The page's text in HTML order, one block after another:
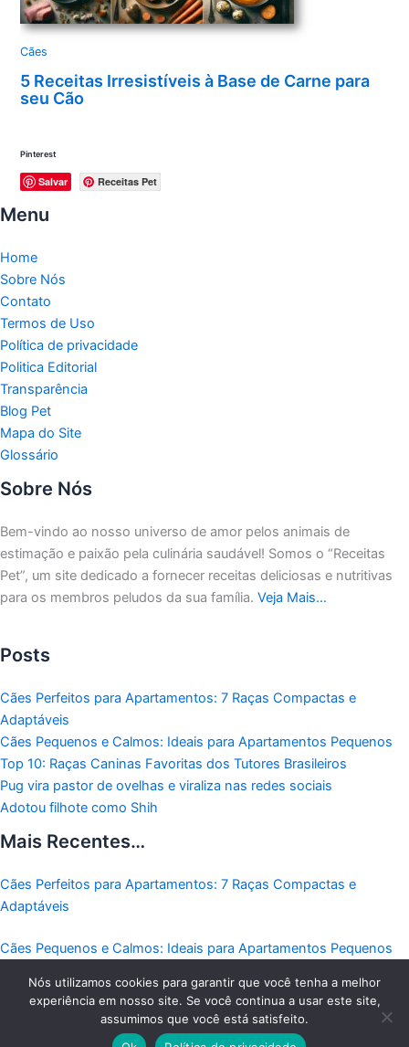
Cães
5 Receitas Irresistíveis à Base de Carne para
seu Cão
Pinterest
Salvar Receitas Pet
Menu
Home
Sobre Nós
Contato
Termos de Uso
Política de privacidade
Politica Editorial
Transparência
Blog Pet
Mapa do Site
Glossário
Sobre Nós
Bem-vindo ao nosso universo de amor pelos animais de
estimação e paixão pela culinária saudável! Somos o “Receitas
Pet”, um site dedicado a fornecer receitas deliciosas e nutritivas
para os membros peludos da sua família. Veja Mais…
Posts
Cães Perfeitos para Apartamentos: 7 Raças Compactas e
Adaptáveis
Cães Pequenos e Calmos: Ideais para Apartamentos Pequenos
Top 10: Raças Caninas Favoritas dos Tutores Brasileiros
Pug vira pastor de ovelhas e viraliza nas redes sociais
Adotou filhote como Shih
Mais Recentes…
Cães Perfeitos para Apartamentos: 7 Raças Compactas e
Adaptáveis
Cães Pequenos e Calmos: Ideais para Apartamentos Pequenos
Top 10: Raças Caninas Favoritas dos Tutores Brasileiros
Copyright © 2026 - Todos os direitos reservados a Receitas Pet
Nós utilizamos cookies para garantir que você tenha a melhor
experiência em nosso site. Se você continua a usar este site,
assumimos que você está satisfeito.